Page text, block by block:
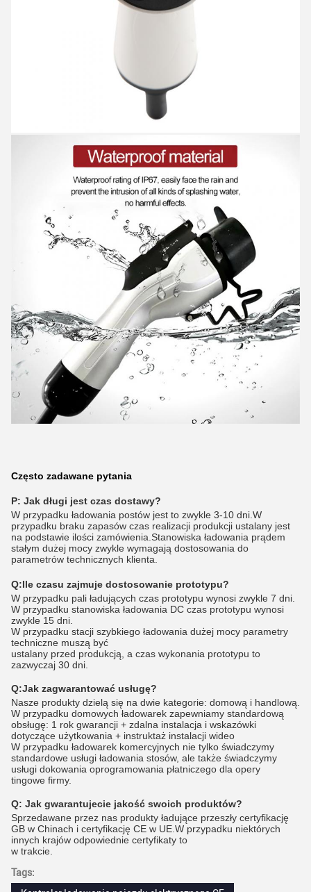
Często zadawane pytania
P: Jak długi jest czas dostawy?
W przypadku ładowania postów jest to zwykle 3-10 dni.W
przypadku braku zapasów czas realizacji produkcji ustalany jest
na podstawie ilości zamówienia.Stanowiska ładowania prądem
stałym dużej mocy zwykle wymagają dostosowania do
parametrów technicznych klienta.
Q:Ile czasu zajmuje dostosowanie prototypu?
W przypadku pali ładujących czas prototypu wynosi zwykle 7 dni.
W przypadku stanowiska ładowania DC czas prototypu wynosi
zwykle 15 dni.
W przypadku stacji szybkiego ładowania dużej mocy parametry
techniczne muszą być
ustalany przed produkcją, a czas wykonania prototypu to
zazwyczaj 30 dni.
Q:Jak zagwarantować usługę?
Nasze produkty dzielą się na dwie kategorie: domową i handlową.
W przypadku domowych ładowarek zapewniamy standardową
obsługę: 1 rok gwarancji + zdalna instalacja i wskazówki
dotyczące użytkowania + instruktaż instalacji wideo
W przypadku ładowarek komercyjnych nie tylko świadczymy
standardowe usługi ładowania stosów, ale także świadczymy
usługi dokowania oprogramowania płatniczego dla opery
tingowe firmy.
Q: Jak gwarantujecie jakość swoich produktów?
Sprzedawane przez nas produkty ładujące przeszły certyfikację
GB w Chinach i certyfikację CE w UE.W przypadku niektórych
innych krajów odpowiednie certyfikaty to
w trakcie.
Tags: